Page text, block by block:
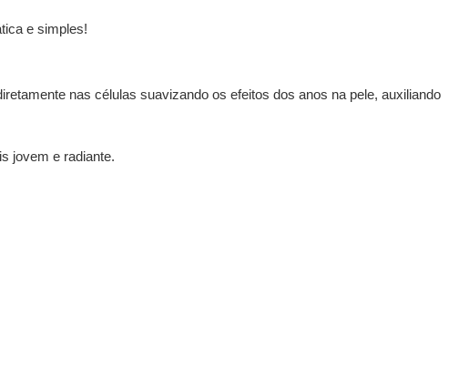
e simples!
nas células suavizando os efeitos dos anos na pele, auxiliando
jovem e radiante.